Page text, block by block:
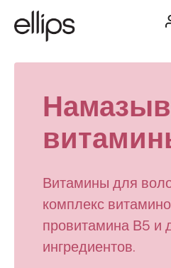
Витамины для
комплекс
провитамина В5 и
ингредиентов.